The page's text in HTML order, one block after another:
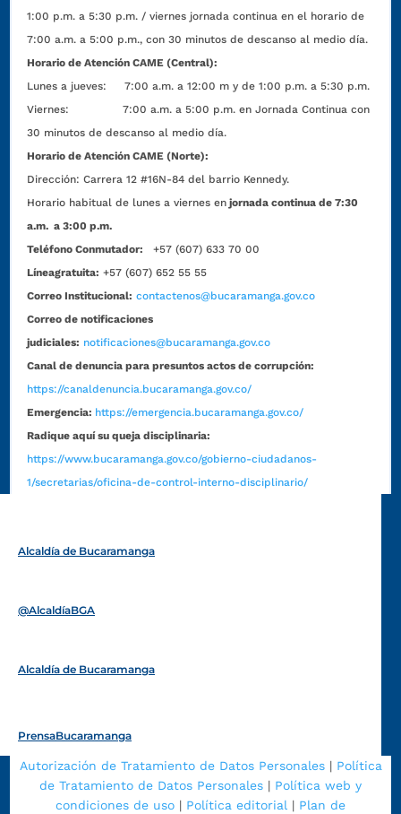
1:00 p.m. a 5:30 p.m. / viernes jornada continua en el horario de
7:00 a.m. a 5:00 p.m., con 30 minutos de descanso al medio día.
Horario de Atención CAME (Central):
Lunes a jueves: 7:00 a.m. a 12:00 m y de 1:00 p.m. a 5:30 p.m.
Viernes: 7:00 a.m. a 5:00 p.m. en Jornada Continua con
30 minutos de descanso al medio día.
Horario de Atención CAME (Norte):
Dirección:Carrera 12 #16N-84 del barrio Kennedy.
Horario habitual de lunes a viernes en jornada continua de 7:30
a.m. a 3:00 p.m.
Teléfono Conmutador:
+57 (607) 633 70 00
Líneagratuita: +57 (607) 652 55 55
Correo Institucional: contactenos@bucaramanga.gov.co
Correo de notificaciones
judiciales: notificaciones@bucaramanga.gov.co
Canal de denuncia para presuntos actos de corrupción:
https://canaldenuncia.bucaramanga.gov.co/
Emergencia: https://emergencia.bucaramanga.gov.co/
Radique aquí su queja disciplinaria:
https://www.bucaramanga.gov.co/gobierno-ciudadanos-
1/secretarias/oficina-de-control-interno-disciplinario/
Alcaldía de Bucaramanga
@AlcaldíaBGA
Alcaldía de Bucaramanga
PrensaBucaramanga
Autorización de Tratamiento de Datos Personales| Política
de Tratamiento de Datos Personales | Política web y
condiciones de uso | Política editorial | Plan de